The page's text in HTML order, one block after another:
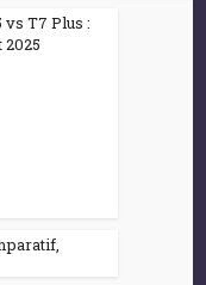
T7 Plus :